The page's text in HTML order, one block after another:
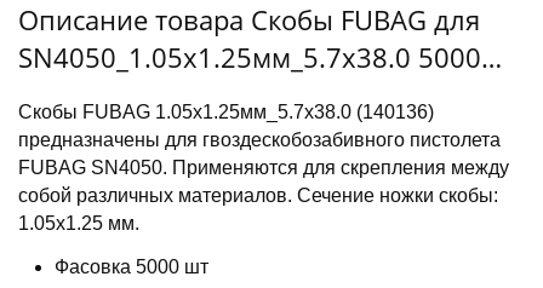
Описание товара Скобы FUBAG для
SN4050_1.05х1.25мм_5.7х38.0 5000шт
(140136)
Скобы FUBAG 1.05х1.25мм_5.7х38.0 (140136)
предназначены для гвоздескобозабивного пистолета
FUBAG SN4050. Применяются для скрепления между
собой различных материалов. Сечение ножки скобы:
1.05х1.25 мм.
Фасовка 5000 шт